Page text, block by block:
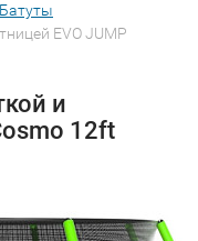
Батуты
EVO JUMP
и
12ft